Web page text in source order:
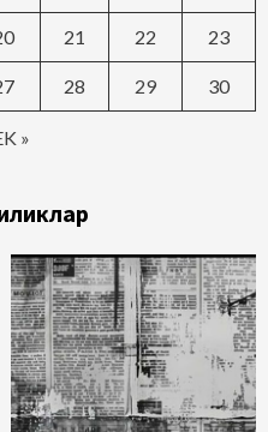
»
21 22 23
28 29 30